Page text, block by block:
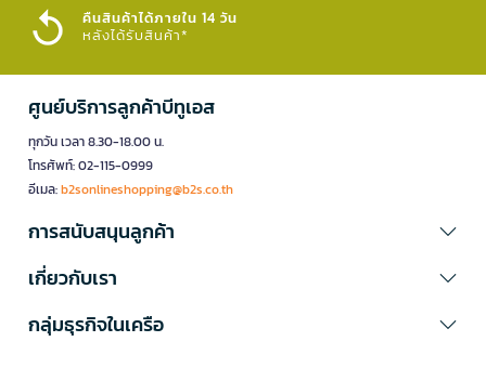
คืนสินค้าได้ภายใน 14 วัน
หลังได้รับสินค้า*
ศูนย์บริการลูกค้าบีทูเอส
ทุกวัน เวลา 8.30-18.00 น.
โทรศัพท์: 02-115-0999
อีเมล:b2sonlineshopping@b2s.co.th
การสนับสนุนลูกค้า
เกี่ยวกับเรา
กลุ่มธุรกิจในเครือ